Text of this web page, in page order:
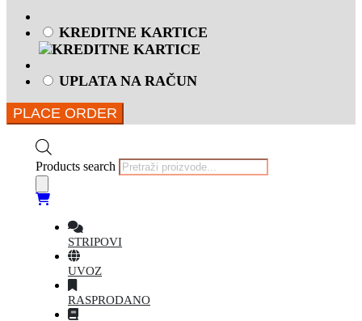
KREDITNE KARTICE
UPLATA NA RAČUN
PLACE ORDER
Products search
STRIPOVI
UVOZ
RASPRODANO